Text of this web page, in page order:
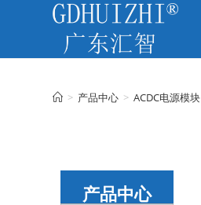
> 产品中心 > ACDC电源模块
产品中心